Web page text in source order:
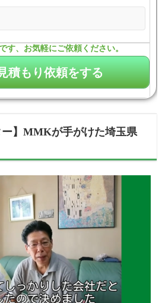
す、お気軽にご依頼ください。
ー】MMKが手がけた埼玉県